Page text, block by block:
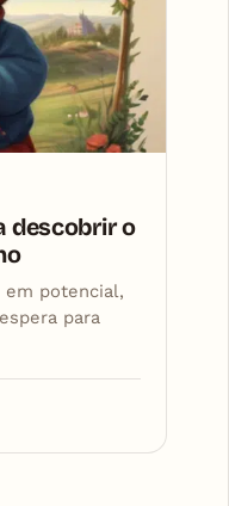
descobrir o
em potencial,
para